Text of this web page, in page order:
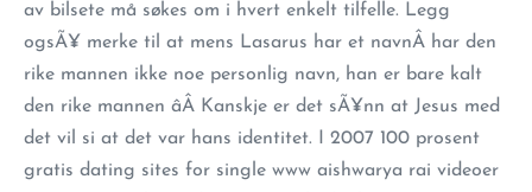
av bilsete må søkes om i hvert enkelt tilfelle. Legg
ogsÃ¥ merke til at mens Lasarus har et navnÂ har den
rike mannen ikke noe personlig navn, han er bare kalt
den rike mannen âÂ Kanskje er det sÃ¥nn at Jesus med
det vil si at det var hans identitet. I 2007 100 prosent
gratis dating sites for single www aishwarya rai videoer